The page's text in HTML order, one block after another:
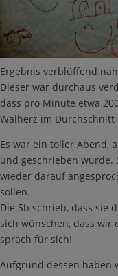
Ergebnis verblüffend
Dieser war durchaus
dass pro Minute etwa
Walherz im Durchschnitt
Es war ein toller Abend,
und geschrieben wurde.
wieder darauf
sollen.
Die 5b schrieb, dass sie
sich wünschen, dass wir
sprach für sich!
Aufgrund dessen haben